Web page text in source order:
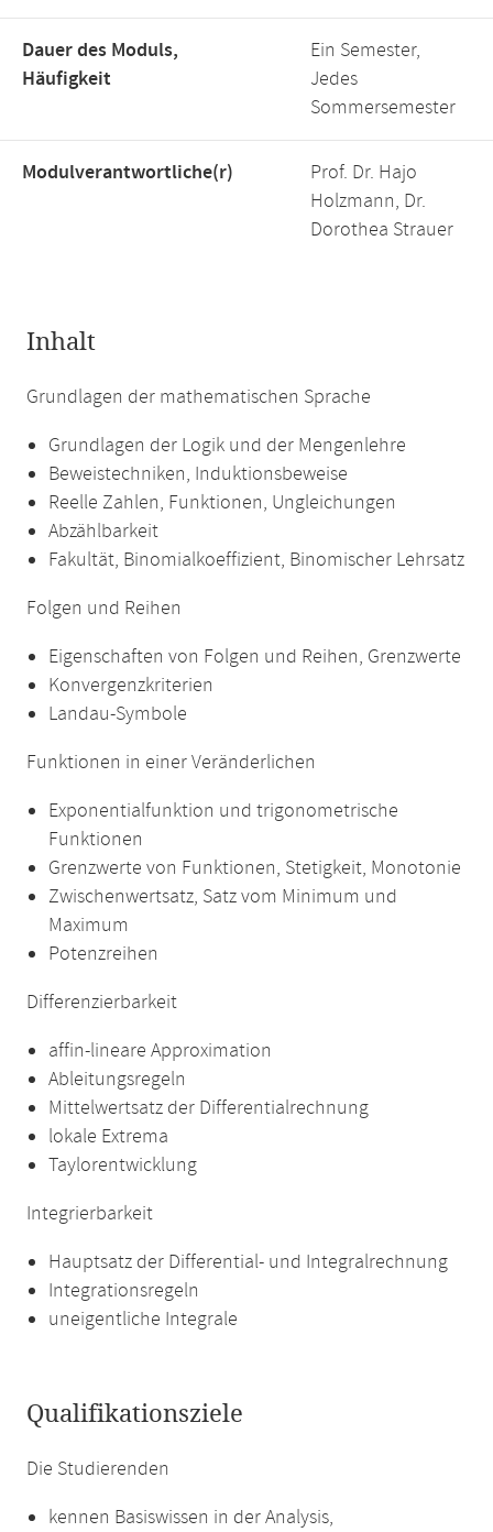
Dauer des Moduls,
Häufigkeit
Ein Semester,
Jedes
Sommersemester
Modulverantwortliche(r)
Prof. Dr. Hajo
Holzmann, Dr.
Dorothea Strauer
Inhalt
Grundlagen der mathematischen Sprache
Grundlagen der Logik und der Mengenlehre
Beweistechniken, Induktionsbeweise
Reelle Zahlen, Funktionen, Ungleichungen
Abzählbarkeit
Fakultät, Binomialkoeffizient, Binomischer Lehrsatz
Folgen und Reihen
Eigenschaften von Folgen und Reihen, Grenzwerte
Konvergenzkriterien
Landau-Symbole
Funktionen in einer Veränderlichen
Exponentialfunktion und trigonometrische
Funktionen
Grenzwerte von Funktionen, Stetigkeit, Monotonie
Zwischenwertsatz, Satz vom Minimum und
Maximum
Potenzreihen
Differenzierbarkeit
affin-lineare Approximation
Ableitungsregeln
Mittelwertsatz der Differentialrechnung
lokale Extrema
Taylorentwicklung
Integrierbarkeit
Hauptsatz der Differential- und Integralrechnung
Integrationsregeln
uneigentliche Integrale
Qualifikationsziele
Die Studierenden
kennen Basiswissen in der Analysis,